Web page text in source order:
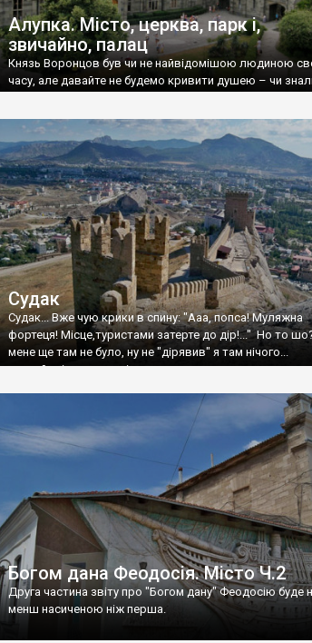
Алупка. Місто, церква, парк і,
звичайно, палац
Князь Воронцов був чи не найвідомішою людиною
часу, але давайте не будемо кривити душею – чи
Судак
Судак... Вже чую крики в спину: "Ааа, попса! Муляжна
фортеця! Місце,туристами затерте до дір!..." Но то
мене ще там не було, ну не "дірявив" я там нічого...
принаймні до цього літа.
Богом дана Феодосія. Місто Ч.2
Друга частина звіту про "Богом дану" Феодосію буде
менш насиченою ніж перша.